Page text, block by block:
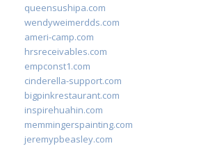
queensushipa.com
wendyweimerdds.com
ameri-camp.com
hrsreceivables.com
empconst1.com
cinderella-support.com
bigpinkrestaurant.com
inspirehuahin.com
memmingerspainting.com
jeremypbeasley.com